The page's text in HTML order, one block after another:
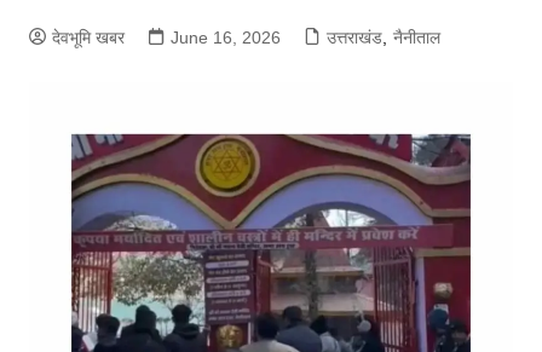
देवभूमि खबर June 16, 2026 उत्तराखंड, नैनीताल